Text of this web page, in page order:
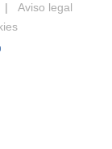
|
Aviso legal